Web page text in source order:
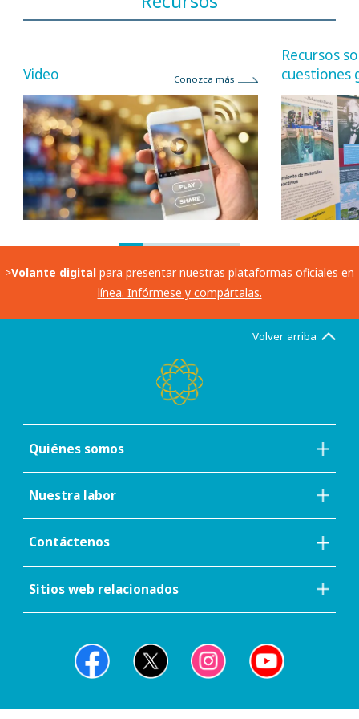
Video Conozca más
Recursos
cuestiones
>Volante digital para presentar nuestras plataformas oficiales en
línea. Infórmese y compártalas.
Volver arriba
Quiénes somos
Nuestra labor
Contáctenos
Sitios web relacionados